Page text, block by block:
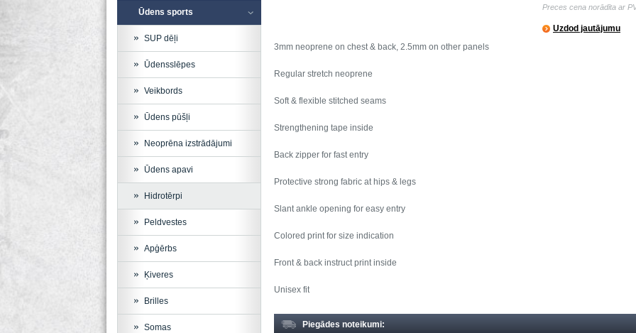
Preces cena norādīta ar
Uzdod jautājumu
3mm neoprene on chest & back, 2.5mm on other panels
Regular stretch neoprene
Soft & flexible stitched seams
Strengthening tape inside
Back zipper for fast entry
Protective strong fabric at hips & legs
Slant ankle opening for easy entry
Colored print for size indication
Front & back instruct print inside
Unisex fit
Piegādes noteikumi:
Ūdens sports
SUP dēļi
Ūdensslēpes
Veikbords
Ūdens pūšļi
Neoprēna izstrādājumi
Ūdens apavi
Hidrotērpi
Peldvestes
Apģērbs
Ķiveres
Brilles
Somas